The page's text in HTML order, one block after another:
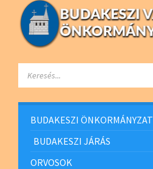
BUDAKESZI ÖNKORMÁNYZAT
BUDAKESZI JÁRÁS
ORVOSOK